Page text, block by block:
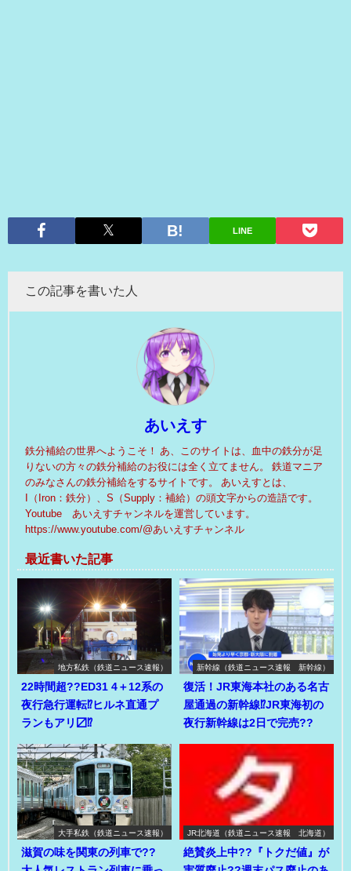
LINE
この記事を書いた人
あいえす
鉄分補給の世界へようこそ！ あ、このサイトは、血中の鉄分が足
りないの方々の鉄分補給のお役には全く立てません。 鉄道マニア
のみなさんの鉄分補給をするサイトです。 あいえすとは、
I（Iron：鉄分）、S（Supply：補給）の頭文字からの造語です。
Youtube あいえすチャンネルを運営しています。
https://www.youtube.com/@あいえすチャンネル
最近書いた記事
地方私鉄（鉄道ニュース速報）
22時間超??ED31 4＋12系の
夜行急行運転⁉ヒルネ直通プ
ランもアリ〼⁉
新幹線（鉄道ニュース速報 新幹線）
復活！JR東海本社のある名古
屋通過の新幹線⁉JR東海初の
夜行新幹線は2日で完売??
大手私鉄（鉄道ニュース速報）
滋賀の味を関東の列車で??
JR北海道（鉄道ニュース速報 北海道）
絶賛炎上中??『トクだ値』が